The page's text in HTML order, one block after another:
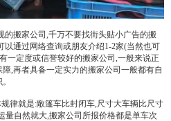
的搬家公司,千万不要找街头贴小广告的搬
通过网络查询或朋友介绍1-2家(当然也可
一定度或信誉较好的搬家公司,一般来说正
,再者具备一定实力的搬家公司一般都有自
律就是:敞篷车比封闭车,尺寸大车辆比尺寸
量自然就大,搬家公司所报价格都是单车次